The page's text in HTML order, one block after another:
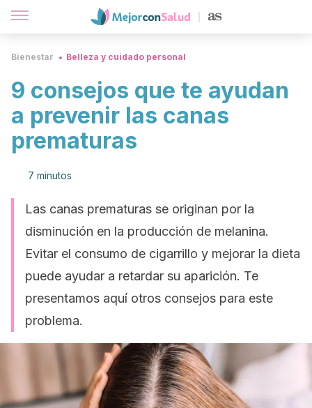
Bienestar Belleza y cuidado personal
9 consejos que te ayudan
a prevenir las canas
prematuras
7 minutos
Las canas prematuras se originan por la
disminución en la producción de melanina.
Evitar el consumo de cigarrillo y mejorar la dieta
puede ayudar a retardar su aparición. Te
presentamos aquí otros consejos para este
problema.